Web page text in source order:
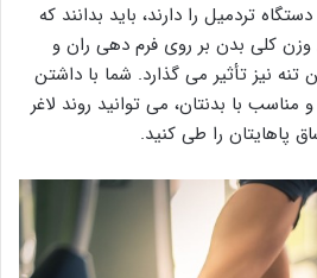
تردمیل را دارند، باید بدانند که
کلی بدن بر روی فرم دهی ران و
نیز تأثیر می گذارد. شما با داشتن
مناسب با بدنتان، می توانید روند لاغر
را طی کنید.